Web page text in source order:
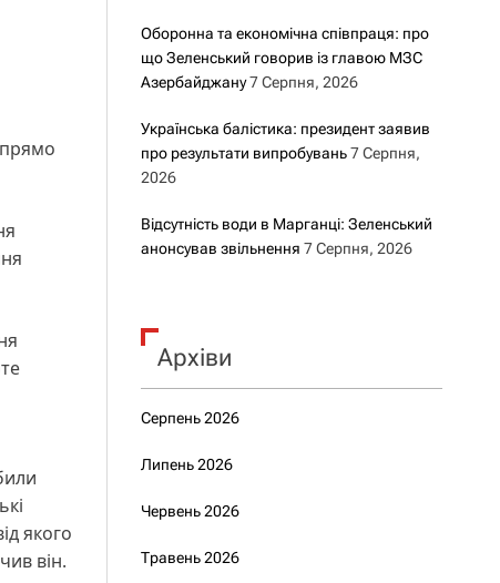
якого
він.
Оборонна та економічна співпраця: про
що Зеленський говорив із главою МЗС
Азербайджану 7 Серпня, 2026
Українська балістика: президент заявив
про результати випробувань 7 Серпня,
2026
Відсутність води в Марганці: Зеленський
анонсував звільнення 7 Серпня, 2026
Архіви
Серпень 2026
Липень 2026
Червень 2026
Травень 2026